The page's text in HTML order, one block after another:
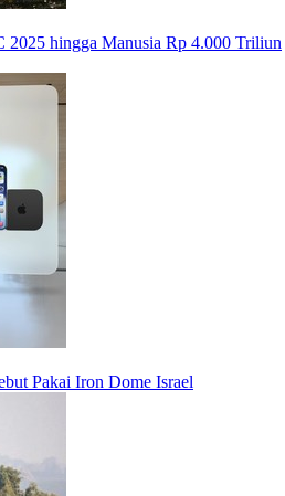
hingga Manusia Rp 4.000 Triliun
Pakai Iron Dome Israel